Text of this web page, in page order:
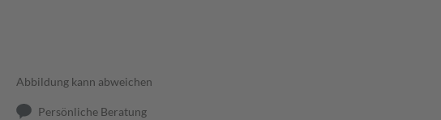
Abbildung kann abweichen
Persönliche Beratung